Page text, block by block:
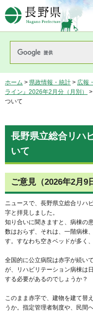
長野県
ホーム > 県政情報・統計 > 広報
ライン』2026年2月分（月別）
ついて
長野県立総合リハ
いて
ご意見（2026年2月9
ニュースで、長野県立総合リハ
字と拝見しました。
知り合いに聞きますと、病棟の
数はおらず、それは、一階病棟
す。すなわち空きベッドが多く
全国的に公立病院は赤字が続い
が、リハビリテーション病棟は
する必要があるのでしょうか？
このまま赤字で、建物を建て替
うか。指定管理者制度や、民間